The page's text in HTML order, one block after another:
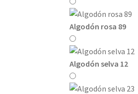
Algodón rosa 89
Algodón selva 12